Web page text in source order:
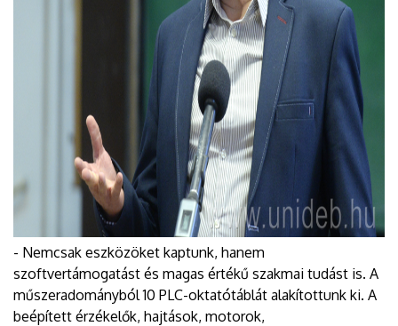
- Nemcsak eszközöket kaptunk, hanem
szoftvertámogatást és magas értékű szakmai tudást is. A
műszeradományból 10 PLC-oktatótáblát alakítottunk ki. A
beépített érzékelők, hajtások, motorok,